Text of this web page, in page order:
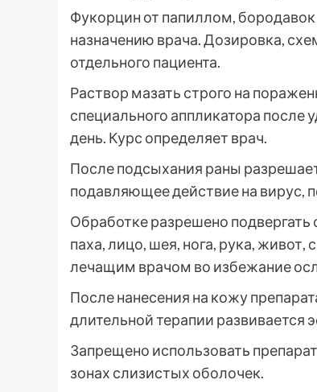
Фукорцин от папиллом,
назначению врача. Дозировка,
отдельного пациента.
Раствор мазать строго на
специального аппликатора после
день. Курс определяет врач.
После подсыхания раны
подавляющее действие на
Обработке разрешено
паха, лицо, шея, нога, рука, живот,
лечащим врачом во избежание
После нанесения на кожу
длительной терапии развивается
Запрещено использовать
зонах слизистых оболочек.